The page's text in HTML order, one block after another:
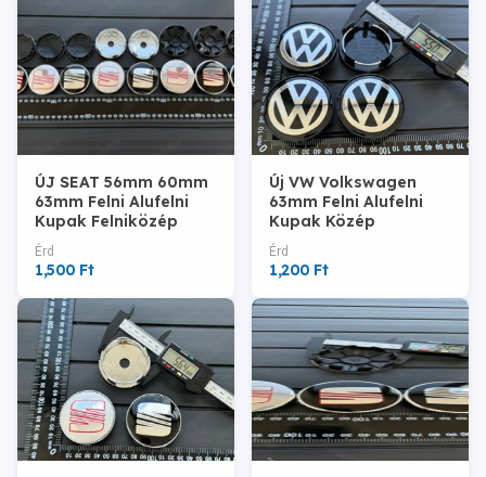
ÚJ SEAT 56mm 60mm
63mm Felni Alufelni
Kupak Felniközép
Embléma Felnikupak
Érd
1,500 Ft
Új VW Volkswagen
63mm Felni Alufelni
Kupak Közép
Felnikupak 7D0601165
Érd
1,200 Ft